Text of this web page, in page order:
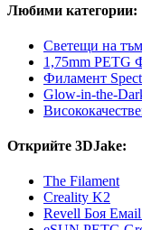
Любими категории:
Светещи на
1,75mm PETG
Филамент
Glow-in-the-
Открийте 3DJake:
The Filament
Creality K2
Revell Боя